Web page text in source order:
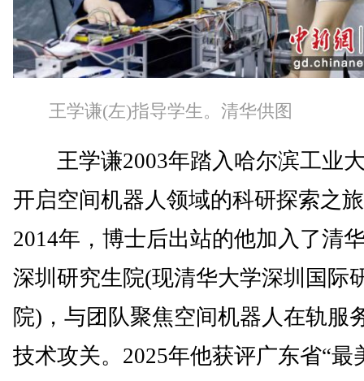
王学谦(左)指导学生。清华供图
王学谦2003年踏入哈尔滨工业
开启空间机器人领域的科研探索之
2014年，博士后出站的他加入了清
深圳研究生院(现清华大学深圳国际
院)，与团队聚焦空间机器人在轨服
技术攻关。2025年他获评广东省“最